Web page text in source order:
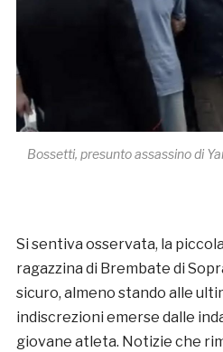
Bossetti, presunto assassino di
Si sentiva osservata, la piccola
ragazzina di Brembate di
sicuro, almeno stando alle
indiscrezioni emerse dalle
giovane atleta. Notizie che